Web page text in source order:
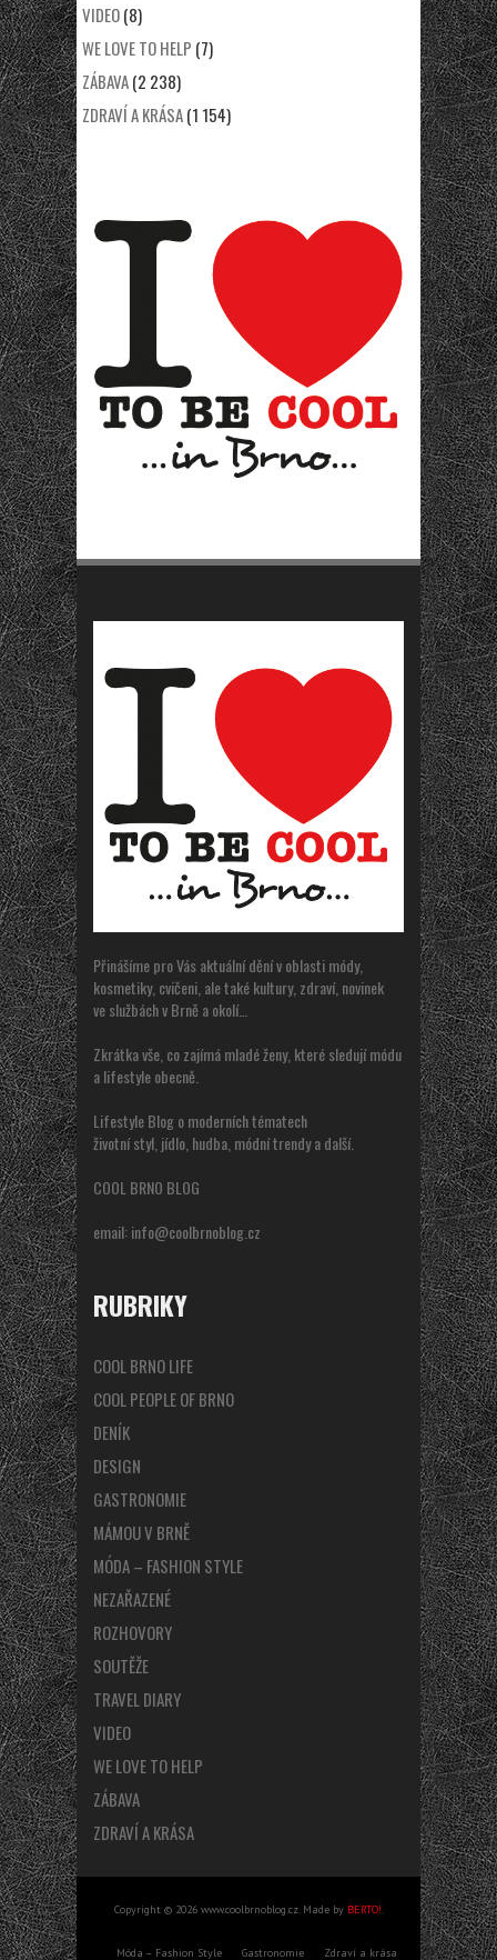
VIDEO(8)
WE LOVE TO HELP (7)
ZÁBAVA(2 238)
ZDRAVÍ A KRÁSA(1 154)
Přinášíme pro Vás aktuální dění v oblasti módy,
kosmetiky, cvičeni, ale také kultury, zdraví, novinek
ve službách v Brně a okolí…
Zkrátka vše, co zajímá mladé ženy, které sledují módu
a lifestyle obecně.
Lifestyle Blog o moderních tématech
životní styl, jídlo, hudba, módní trendy a další.
COOL BRNO BLOG
email:info@coolbrnoblog.cz
RUBRIKY
COOL BRNO LIFE
COOL PEOPLE OF BRNO
DENÍK
DESIGN
GASTRONOMIE
MÁMOU V BRNĚ
MÓDA – FASHION STYLE
NEZAŘAZENÉ
ROZHOVORY
SOUTĚŽE
TRAVEL DIARY
VIDEO
WE LOVE TO HELP
ZÁBAVA
ZDRAVÍ A KRÁSA
Copyright © 2026 www.coolbrnoblog.cz. Made by BERTO!.
Móda – Fashion Style Gastronomie Zdraví a krása